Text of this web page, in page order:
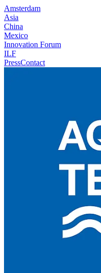
Amsterdam
Asia
China
Mexico
Innovation Forum
ILF
PressContact